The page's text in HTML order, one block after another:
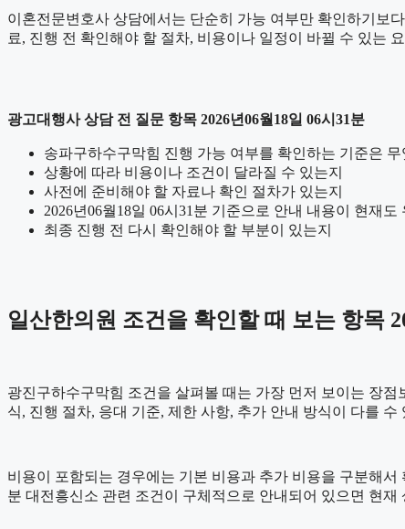
이혼전문변호사 상담에서는 단순히 가능 여부만 확인하기보
료, 진행 전 확인해야 할 절차, 비용이나 일정이 바뀔 수 있는
광고대행사 상담 전 질문 항목 2026년06월18일 06시31분
송파구하수구막힘 진행 가능 여부를 확인하는 기준은 무
상황에 따라 비용이나 조건이 달라질 수 있는지
사전에 준비해야 할 자료나 확인 절차가 있는지
2026년06월18일 06시31분 기준으로 안내 내용이 현재도
최종 진행 전 다시 확인해야 할 부분이 있는지
일산한의원 조건을 확인할 때 보는 항목
광진구하수구막힘 조건을 살펴볼 때는 가장 먼저 보이는 장
식, 진행 절차, 응대 기준, 제한 사항, 추가 안내 방식이 다를
비용이 포함되는 경우에는 기본 비용과 추가 비용을 구분해
분 대전흥신소 관련 조건이 구체적으로 안내되어 있으면 현